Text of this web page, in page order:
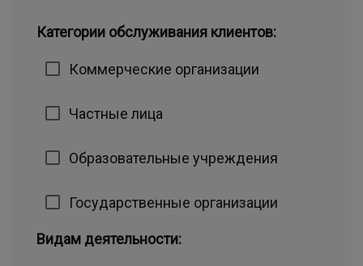
Категории обслуживания клиентов:
Коммерческие организации
Частные лица
Образовательные учреждения
Государственные организации
Видам деятельности: